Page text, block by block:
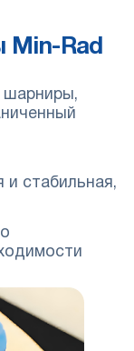
Min-Rad
шарниры,
и стабильная,